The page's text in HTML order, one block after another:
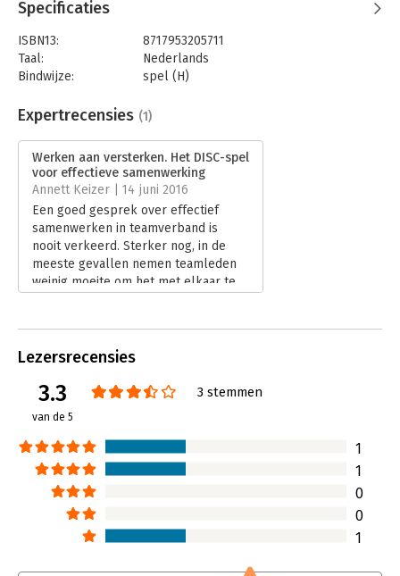
Specificaties
ISBN13:
8717953205711
Taal:
Nederlands
Bindwijze:
spel (H)
Druk:
1
Hoofdrubriek: Coaching en trainen
Expertrecensies (1)
Werken aan versterken. Het DISC-spel
voor effectieve samenwerking
Annett Keizer | 14 juni 2016
Een goed gesprek over effectief
samenwerken in teamverband is
nooit verkeerd. Sterker nog, in de
meeste gevallen nemen teamleden
weinig moeite om het met elkaar te
Lees verder
Lezersrecensies
3.3
van de 5
3 stemmen
1
1
0
0
1